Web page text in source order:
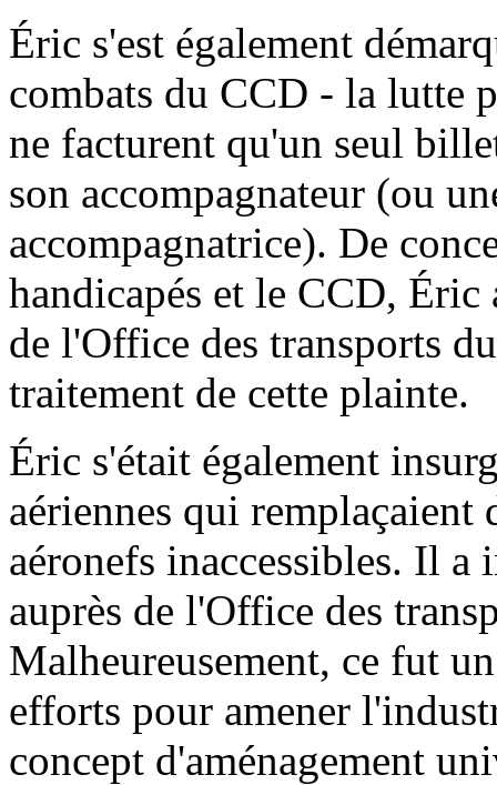
Éric s'est également
combats du CCD - la lutte
ne facturent qu'un seul
son accompagnateur (ou
accompagnatrice). De
handicapés et le CCD, Éric
de l'Office des transports
traitement de cette plainte.
Éric s'était également
aériennes qui remplaçaient
aéronefs inaccessibles. Il
auprès de l'Office des
Malheureusement, ce fut
efforts pour amener
concept d'aménagement